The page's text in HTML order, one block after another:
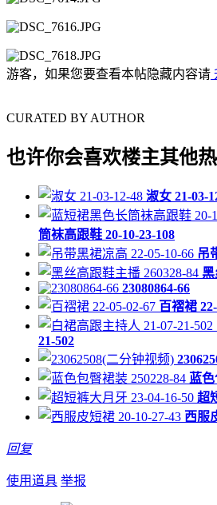
游客，如果您要查看本帖隐藏内容请
CURATED BY AUTHOR
也许你会喜欢楼主其他
淑女 21-03-
筒袜高跟鞋 20-10-23-108
吊
黑
23080864-66
百褶裙
21-502
蓝
超
西服
回复
使用道具 举报